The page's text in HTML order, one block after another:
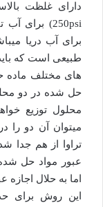
طبیعی است که
های مختلف ماده
حل شده در دو
محلول توزیع
میتوان آن دو را
تراوا از هم جدا
عبور مواد حل
اما به حلال اجازه
این روش برای